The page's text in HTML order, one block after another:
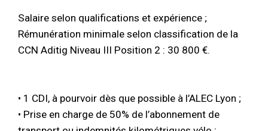
Salaire selon qualifications et expérience ;
Rémunération minimale selon classification de la
CCN Aditig Niveau III Position 2 : 30 800 €.
• 1 CDI, à pourvoir dès que possible à l’ALEC Lyon ;
• Prise en charge de 50% de l’abonnement de